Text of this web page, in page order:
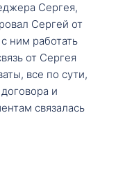
Сергея,
Сергей от
ним работать
от Сергея
все по сути,
и
связалась
и т.д. После
Сергей с